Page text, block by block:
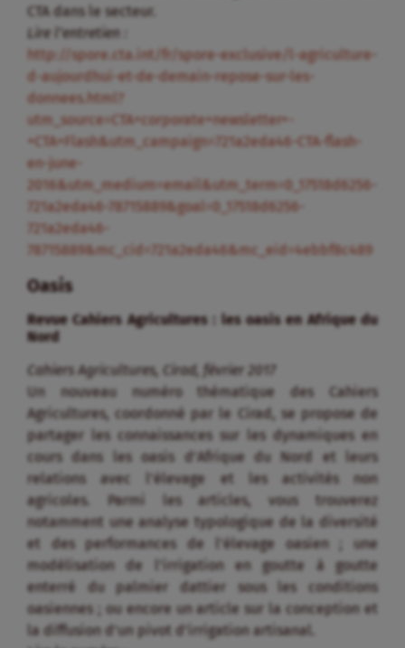
CTA dans le secteur.
Lire l’entretien :
http://spore.cta.int/fr/spore-exclusive/l-agriculture-
d-aujourdhui-et-de-demain-repose-sur-les-
donnees.html?
utm_source=CTA+corporate+newsletter+-
+CTA+Flash&utm_campaign=721a2eda46-CTA-flash-
en-june-
2016&utm_medium=email&utm_term=0_17518d6256-
721a2eda46-78715889&goal=0_17518d6256-
721a2eda46-
78715889&mc_cid=721a2eda46&mc_eid=4ebbf8c489
Oasis
Revue Cahiers Agricultures : les oasis en Afrique du
Nord
Cahiers Agricultures, Cirad, février 2017
Un nouveau numéro thématique des Cahiers
Agricultures, coordonné par le Cirad, se propose de
partager les connaissances sur les dynamiques en
cours dans les oasis d’Afrique du Nord et leurs
relations avec l’élevage et les activités non
agricoles. Parmi les articles, vous trouverez
notamment une analyse typologique de la diversité
et des performances de l’élevage oasien ; une
modélisation de l’irrigation en goutte à goutte
enterré du palmier dattier sous les conditions
oasiennes ; ou encore un article sur la conception et
la diffusion d’un pivot d’irrigation artisanal.